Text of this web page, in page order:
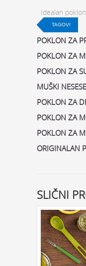
Idealan
TAGOVI
POKLON ZA
POKLON ZA
POKLON ZA
MUŠKI
POKLON ZA
POKLON ZA
POKLON ZA
ORIGINALAN
SLIČNI